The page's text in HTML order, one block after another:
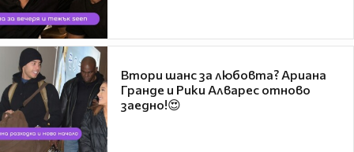
Втори шанс за любовта? Ариана
Гранде и Рики Алварес отново
заедно!😍